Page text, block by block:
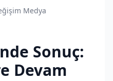
Medya
Sonuç:
Devam